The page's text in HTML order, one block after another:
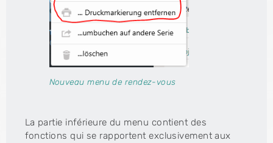
Nouveau menu de rendez-vous
La partie inférieure du menu contient des
fonctions qui se rapportent exclusivement aux